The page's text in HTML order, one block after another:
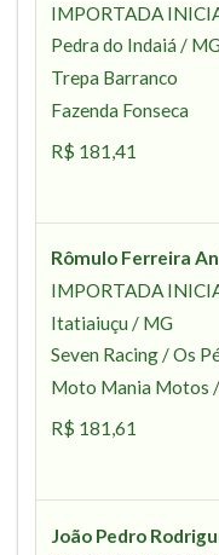
IMPORTADA
Pedra do Indaiá /
Trepa Barranco
Fazenda Fonseca
R$ 181,41
Rômulo Ferreira
IMPORTADA
Itatiaiuçu / MG
Seven Racing / Os
Moto Mania Motos
R$ 181,61
João Pedro